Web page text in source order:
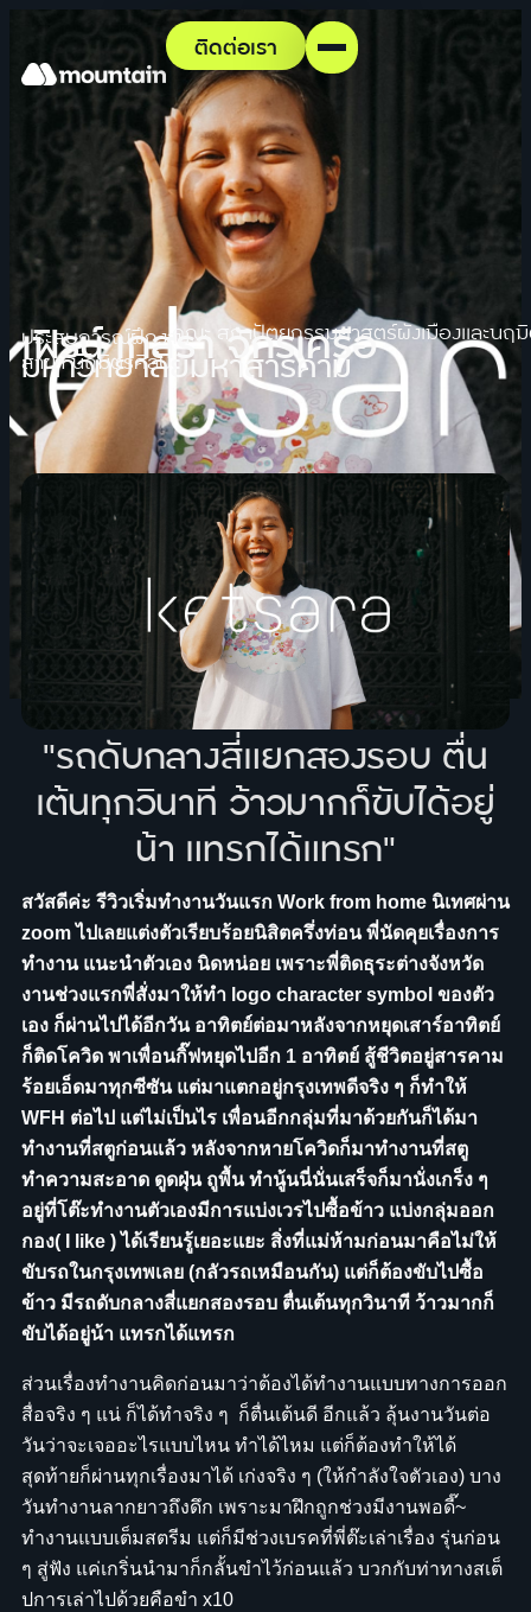
ติดต่อเรา
ประสบการณ์ฝึกงาน
เฟิรน์ เกสรา จักรเครือ
สาขา นฤมิตรศิลป์
คณะ สถาปัตยกรรมศาสตร์ผังเมืองและนฤ
มหาวิทยาลัยมหาสารคาม
"รถดับกลางสี่แยกสองรอบ ตื่น
เต้นทุกวินาที ว้าวมากก็ขับได้อยู่
น้า แทรกได้แทรก"
สวัสดีค่ะ รีวิวเริ่มทำงานวันแรก Work from home นิเทศผ่าน
zoom ไปเลยแต่งตัวเรียบร้อยนิสิตครึ่งท่อน พี่นัดคุยเรื่องการ
ทำงาน แนะนำตัวเอง นิดหน่อย เพราะพี่ติดธุระต่างจังหวัด
งานช่วงแรกพี่สั่งมาให้ทำ logo character symbol ของตัว
เอง ก็ผ่านไปได้อีกวัน อาทิตย์ต่อมาหลังจากหยุดเสาร์อาทิตย์
ก็ติดโควิด พาเพื่อนกิ๊ฟหยุดไปอีก 1 อาทิตย์ สู้ชีวิตอยู่สารคาม
ร้อยเอ็ดมาทุกซีซัน แต่มาแตกอยู่กรุงเทพดีจริง ๆ ก็ทำให้
WFH ต่อไป แต่ไม่เป็นไร เพื่อนอีกกลุ่มที่มาด้วยกันก็ได้มา
ทำงานที่สตูก่อนแล้ว หลังจากหายโควิดก็มาทำงานที่สตู
ทำความสะอาด ดูดฝุ่น ถูพื้น ทำนู้นนี่นั่นเสร็จก็มานั่งเกร็ง ๆ
อยู่ที่โต๊ะทำงานตัวเองมีการแบ่งเวรไปซื้อข้าว แบ่งกลุ่มออก
กอง( I like ) ได้เรียนรู้เยอะแยะ สิ่งที่แม่ห้ามก่อนมาคือไม่ให้
ขับรถในกรุงเทพเลย (กลัวรถเหมือนกัน) แต่ก็ต้องขับไปซื้อ
ข้าว มีรถดับกลางสี่แยกสองรอบ ตื่นเต้นทุกวินาที ว้าวมากก็
ขับได้อยู่น้า แทรกได้แทรก
ส่วนเรื่องทำงานคิดก่อนมาว่าต้องได้ทำงานแบบทางการออก
สื่อจริง ๆ แน่ ก็ได้ทำจริง ๆ ก็ตื่นเต้นดี อีกแล้ว ลุ้นงานวันต่อ
วันว่าจะเจออะไรแบบไหน ทำได้ไหม แต่ก็ต้องทำให้ได้
สุดท้ายก็ผ่านทุกเรื่องมาได้ เก่งจริง ๆ (ให้กำลังใจตัวเอง) บาง
วันทำงานลากยาวถึงดึก เพราะมาฝึกถูกช่วงมีงานพอดี๊~
ทำงานแบบเต็มสตรีม แต่ก็มีช่วงเบรคที่พี่ต๊ะเล่าเรื่อง รุ่นก่อน
ๆ สู่ฟัง แค่เกริ่นนำมาก็กลั้นขำไว้ก่อนแล้ว บวกกับท่าทางสเต็
ปการเล่าไปด้วยคือขำ x10